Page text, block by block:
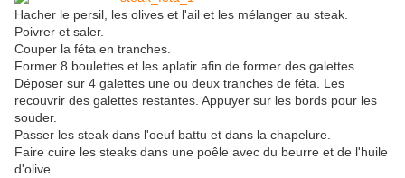
Hacher le persil, les olives et l'ail et les mélanger au steak.
Poivrer et saler.
Couper la féta en tranches.
Former 8 boulettes et les aplatir afin de former des galettes.
Déposer sur 4 galettes une ou deux tranches de féta. Les
recouvrir des galettes restantes. Appuyer sur les bords pour les
souder.
Passer les steak dans l'oeuf battu et dans la chapelure.
Faire cuire les steaks dans une poêle avec du beurre et de l'huile
d'olive.